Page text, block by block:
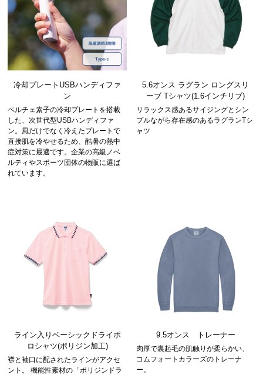
冷却プレートUSBハンディファ
ン
ペルチェ素子の冷却プレートを搭載
した、次世代型USBハンディファ
ン。風だけでなく冷えたプレートで
直接肌を冷やせるため、酷暑の熱中
症対策に最適です。企業の高級ノベ
ルティやスポーツ団体の物販に選ば
れています。
5.6オンス ラグラン ロングスリ
ーブ Tシャツ(1.6インチリブ)
リラックス感あるサイジングとシン
プルながら存在感のあるラグランTシ
ャツ
ライン入りベーシックドライポ
ロシャツ(ポリジン加工)
襟と袖口に配されたラインがアクセ
ント。 機能性素材の「ポリジンドラ
9.5オンス トレーナー
肉厚で裏起毛の肌触りが柔らかい、
コムフォートカラーズのトレーナ
ー。